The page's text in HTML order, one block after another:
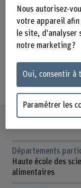
eine
Sicherung
Raum für
Futtermittel
Fiche
Départements
Haute école des
alimentaires
Nous autorisez-
votre appareil
le site, d'analyser
notre marketing ?
Oui, consentir à
Paramétrer les